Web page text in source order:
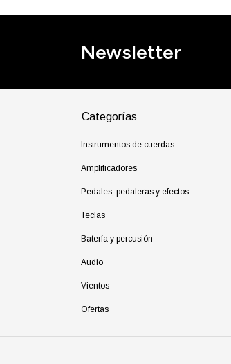
Newsletter
Categorías
Instrumentos de cuerdas
Amplificadores
Pedales, pedaleras y efectos
Teclas
Batería y percusión
Audio
Vientos
Ofertas